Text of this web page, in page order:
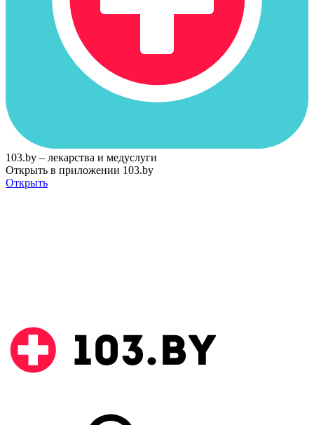
103.by – лекарства и медуслуги
Открыть в приложении 103.by
Открыть